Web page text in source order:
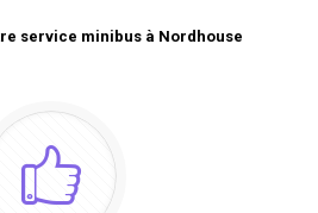
service minibus à Nordhouse